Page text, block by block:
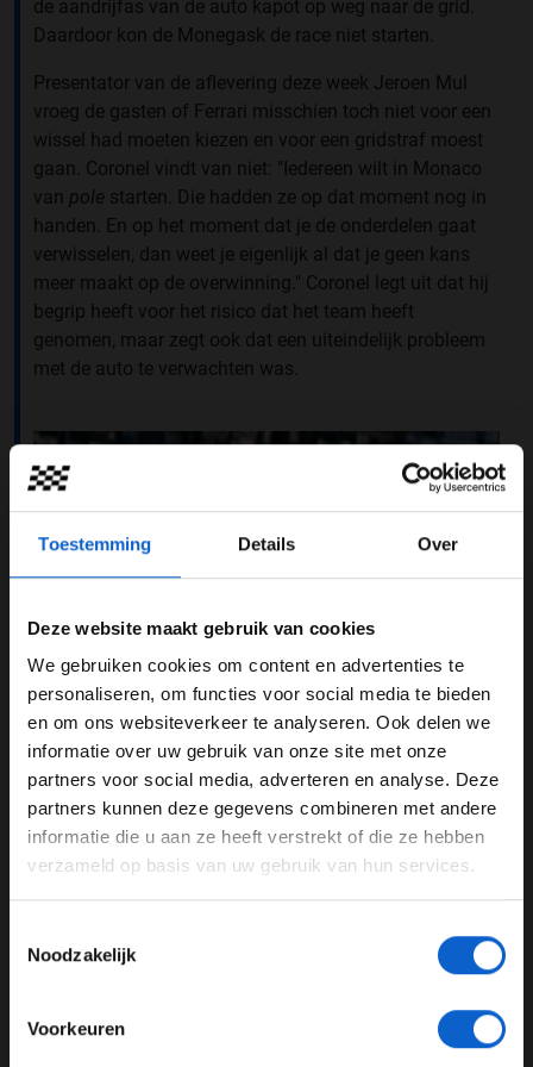
Toestemming Details Over
Deze website maakt gebruik van cookies
We gebruiken cookies om content en advertenties te
personaliseren, om functies voor social media te bieden
en om ons websiteverkeer te analyseren. Ook delen we
informatie over uw gebruik van onze site met onze
partners voor social media, adverteren en analyse. Deze
partners kunnen deze gegevens combineren met andere
informatie die u aan ze heeft verstrekt of die ze hebben
verzameld op basis van uw gebruik van hun services.
Noodzakelijk
Voorkeuren
de aandrijfas van de auto kapot op weg naar de grid.
Daardoor kon de Monegask de race niet starten.
Presentator van de aflevering deze week Jeroen Mul
vroeg de gasten of Ferrari misschien toch niet voor een
wissel had moeten kiezen en voor een gridstraf moest
gaan. Coronel vindt van niet: " Iedereen wilt in Monaco
van pole starten. Die hadden ze op dat moment nog in
handen. En op het moment dat je de onderdelen gaat
verwisselen, dan weet je eigenlijk al dat je geen kans
meer maakt op de overwinning." Coronel legt uit dat hij
begrip heeft voor het risico dat het team heeft
genomen, maar zegt ook dat een uiteindelijk probleem
met de auto te verwachten was.
Foto: Scuderia Ferrari Press Office
Ferrari's vooruitgang
Er waren wel complimenten voor de snelheid van de
Ferrari en Leclerc's teamgenoot, Carlos Sainz, die als
tweede wist te eindigen. Frans Verschuur, teambaas en
vaste waarde van de podcast, zegt dat daaruit blijkt dat
de auto goed genoeg was voor Monaco. Zowel Coronel
een stratencircuit is. De auto hoeft daar geen lange
WELKOM BIJ GRAND PRIX RADIO
Ben je 24 jaar of ouder?
Pas je advertentie instellingen aan en klik hieronder om
door te gaan naar de website!
Advertentie instellingen